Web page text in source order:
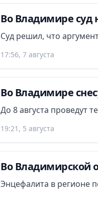
Во Владимире суд
Суд решил, что
17:56, 7 августа
Во Владимире
До 8 августа проведут
19:21, 5 августа
Во Владимирской
Энцефалита в регионе